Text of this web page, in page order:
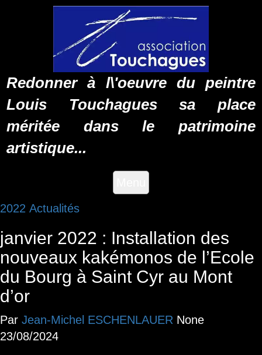
Redonner à l\'oeuvre du peintre
Louis Touchagues sa place
méritée dans le patrimoine
artistique...
2022 Actualités
janvier 2022 : Installation des
nouveaux kakémonos de l’Ecole
du Bourg à Saint Cyr au Mont
d’or
Par Jean-Michel ESCHENLAUER None
23/08/2024